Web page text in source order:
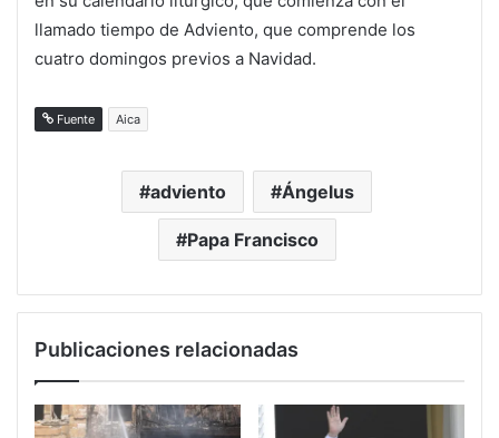
llamado tiempo de Adviento, que comprende los
cuatro domingos previos a Navidad.
Fuente Aica
adviento Ángelus
Papa Francisco
Publicaciones relacionadas